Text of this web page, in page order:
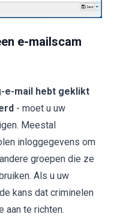
e-mailscam
e-mail hebt geklikt
- moet u uw
Meestal
inloggegevens om
groepen die ze
Als u uw
kans dat criminelen
aan te richten.